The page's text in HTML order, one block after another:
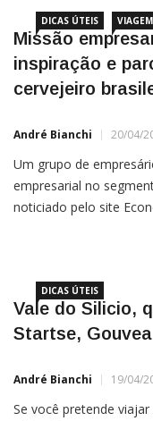
DICAS ÚTEIS
Missão
inspiração e
cervejeiro
André Bianchi 20/04/
Um grupo de
empresarial no
noticiado pelo site
DICAS ÚTEIS
Vale do Silicio,
Startse,
André Bianchi 19/04/
Se você pretende